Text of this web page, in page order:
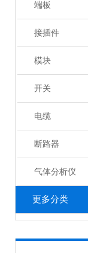
端板
接插件
模块
开关
电缆
断路器
气体分析仪
更多分类